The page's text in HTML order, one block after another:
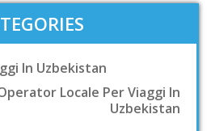
In Uzbekistan
Locale Per Viaggi In
Uzbekistan